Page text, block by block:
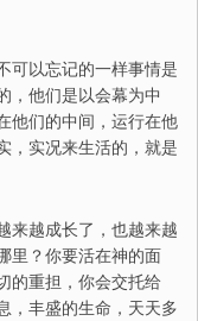
可以忘记的一样事情是
他们是以会幕为中
他们的中间 ， 运行在他
，实况来生活的，就是
来越成长了，也越来越
里？你要活在神的面
的重担，你会交托给
，丰盛的生命，天天多